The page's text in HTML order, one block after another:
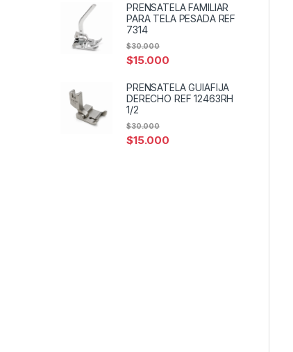
PRENSATELA FAMILIAR
PARA TELA PESADA REF
7314
$15.000
$30.000
PRENSATELA GUIAFIJA
DERECHO REF 12463RH
1/2
$15.000
$30.000